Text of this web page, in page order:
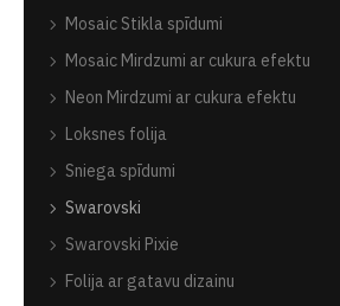
Mosaic Stikla spīdumi
Mosaic Mirdzumi ar cukura efektu
Neon Mirdzumi ar cukura efektu
Loksnes folija
Sniega spīdumi
Swarovski
Swarovski Pixie
Folija ar gatavu dizainu